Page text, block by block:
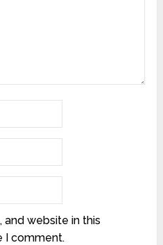
and website in this
I comment.